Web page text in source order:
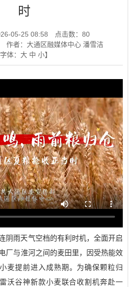
时
05-25 08:58 点击数： 80
作者：大通区融媒体中心 潘雪洁
字体： 大 中 小】
阴雨天气空档的有利时机，全面开启
厂与淮河之间的麦田里，因受热能效
麦提前进入成熟期。为确保颗粒归
沃谷神新款小麦联合收割机奔赴一